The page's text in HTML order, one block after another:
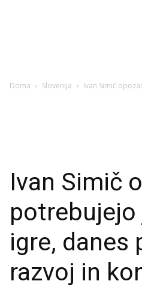
Doma Slovenija Ivan Simič
Ivan Simič
potrebujejo
igre, danes
razvoj in